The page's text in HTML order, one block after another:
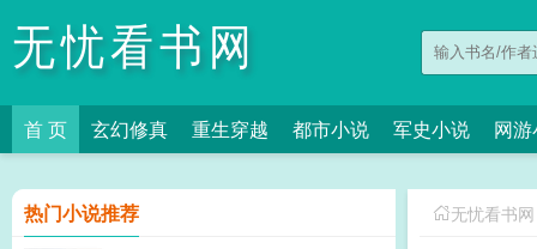
无忧看书网
首 页 玄幻修真 重生穿越 都市小说 军史小说 网
无忧看书网
热门小说推荐